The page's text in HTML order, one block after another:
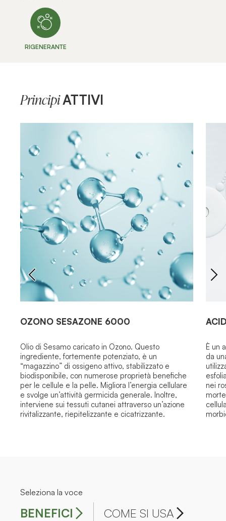
RIGENERANTE
PrincipiATTIVI
OZONO SESAZONE 6000
Olio di Sesamo caricato in Ozono. Questo
ingrediente, fortemente potenziato, è un
“magazzino” di ossigeno attivo, stabilizzato e
biodisponibile, con numerose proprietà benefiche
per le cellule e la pelle. Migliora l’energia cellulare
e svolge un’attività germicida generale. Inoltre,
interviene sui tessuti cutanei attraverso un’azione
rivitalizzante, riepitelizzante e cicatrizzante.
È un
da
nei
Seleziona la voce
BENEFICI COME SI USA